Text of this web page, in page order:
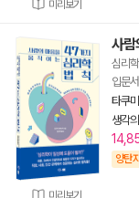
미리보기
미리보기
사람
심리
입문
타쿠
생각
양탄